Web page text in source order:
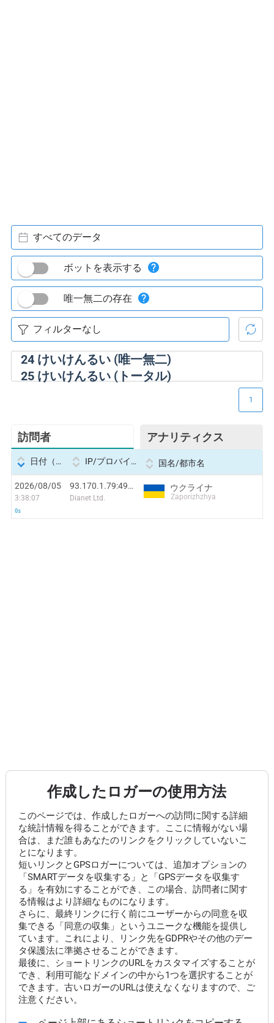
24けいけんるい (唯一無二)
25けいけんるい (トータル)
すべてのデータ
ボットを表示する
唯一無二の存在
訪問者 アナリティクス
1
日付（Datetime IP/プロバイダー 国名/都市名
2026/08/05
3:38:07
0s
93.170.1.79:49586
Dianet Ltd.
ウクライナ
Zaporizhzhya
作成したロガーの使用方法
このページでは、作成したロガーへの訪問に関する詳細
な統計情報を得ることができます。ここに情報がない場
合は、まだ誰もあなたのリンクをクリックしていないこ
とになります。
短いリンクとGPSロガーについては、追加オプションの
「SMARTデータを収集する」と「GPSデータを収集す
る」を有効にすることができ、この場合、訪問者に関す
る情報はより詳細なものになります。
さらに、最終リンクに行く前にユーザーからの同意を収
集できる「同意の収集」というユニークな機能を提供し
ています。これにより、リンク先をGDPRやその他のデー
タ保護法に準拠させることができます。
最後に、ショートリンクのURLをカスタマイズすることが
でき、利用可能なドメインの中から1つを選択することが
できます。古いロガーのURLは使えなくなりますので、ご
注意ください。